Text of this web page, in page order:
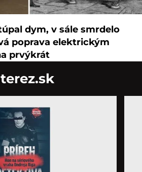
dym, v sále smrdelo
poprava elektrickým
prvýkrát